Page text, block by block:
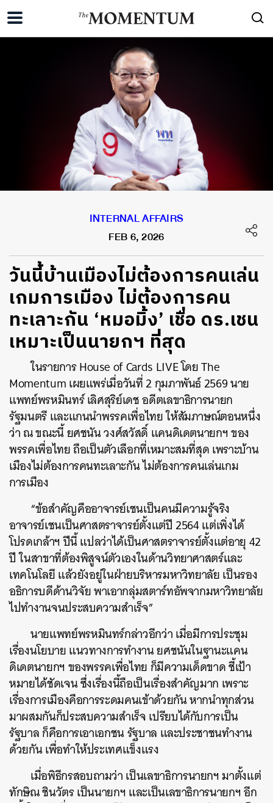
INTERNAL AFFAIRS
FEB 6, 2026
วันนี้บ้านเมืองไม่ต้องการคนเล่น
เกมการเมือง ไม่ต้องการคน
ทะเลาะกัน ‘หมอมิ้ง’ เชื่อ ดร.เชน
เหมาะเป็นนายกฯ ที่สุด
ในรายการ House of Cards LIVE โดย The
Momentum เผยแพร่เมื่อวันที่ 2 กุมภาพันธ์ 2569 นาย
แพทย์พรหมินทร์ เลิศสุริย์เดช อดีตเลขาธิการนายก
รัฐมนตรี และแกนนำพรรคเพื่อไทย ให้สัมภาษณ์ตอนหนึ่ง
ว่า ณ ขณะนี้ ยศชนัน วงศ์สวัสดิ์ แคนดิเดตนายกฯ ของ
พรรคเพื่อไทย ถือเป็นตัวเลือกที่เหมาะสมที่สุด เพราะบ้าน
เมืองไม่ต้องการคนทะเลาะกัน ไม่ต้องการคนเล่นเกม
การเมือง
“ข้อสำคัญคืออาจารย์เชนเป็นคนมีความรู้จริง
อาจารย์เชนเป็นศาสตราจารย์ตั้งแต่ปี 2564 แต่เพิ่งได้
โปรดเกล้าฯ ปีนี้ แปลว่าได้เป็นศาสตราจารย์ตั้งแต่อายุ 42
ปี ในสาขาที่ต้องพิสูจน์ตัวเองในด้านวิทยาศาสตร์และ
เทคโนโลยี แล้วยังอยู่ในฝ่ายบริหารมหาวิทยาลัย เป็นรอง
อธิการบดีด้านวิจัย พาเอากลุ่มสตาร์ทอัพจากมหาวิทยาลัย
ไปทำงานจนประสบความสำเร็จ”
นายแพทย์พรหมินทร์กล่าวอีกว่า เมื่อมีการประชุม
เรื่องนโยบาย แนวทางการทำงาน ยศชนันในฐานะแคน
ดิเดตนายกฯ ของพรรคเพื่อไทย ก็มีความเด็ดขาด ชี้เป้า
หมายได้ชัดเจน ซึ่งเรื่องนี้ถือเป็นเรื่องสำคัญมาก เพราะ
เรื่องการเมืองคือการระดมคนเข้าด้วยกัน หากนำทุกส่วน
มาผสมกันก็ประสบความสำเร็จ เปรียบได้กับการเป็น
รัฐบาล ก็คือการเอาเอกชน รัฐบาล และประชาชนทำงาน
ด้วยกัน เพื่อทำให้ประเทศแข็งแรง
เมื่อพิธีกรสอบถามว่า เป็นเลขาธิการนายกฯ มาตั้งแต่
ทักษิณ ชินวัตร เป็นนายกฯ และเป็นเลขาธิการนายกฯ อีก